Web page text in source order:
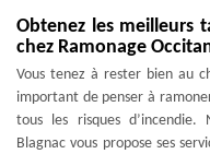
Obtenez les meilleurs
chez Ramonage
Vous tenez à rester bien au
important de penser à
tous les risques d’incendie.
Blagnac vous propose ses